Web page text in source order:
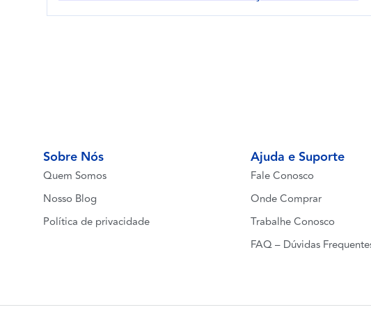
Sobre Nós
Quem Somos
Nosso Blog
Política de privacidade
Ajuda e Suporte
Fale Conosco
Onde Comprar
Trabalhe Conosco
FAQ – Dúvidas